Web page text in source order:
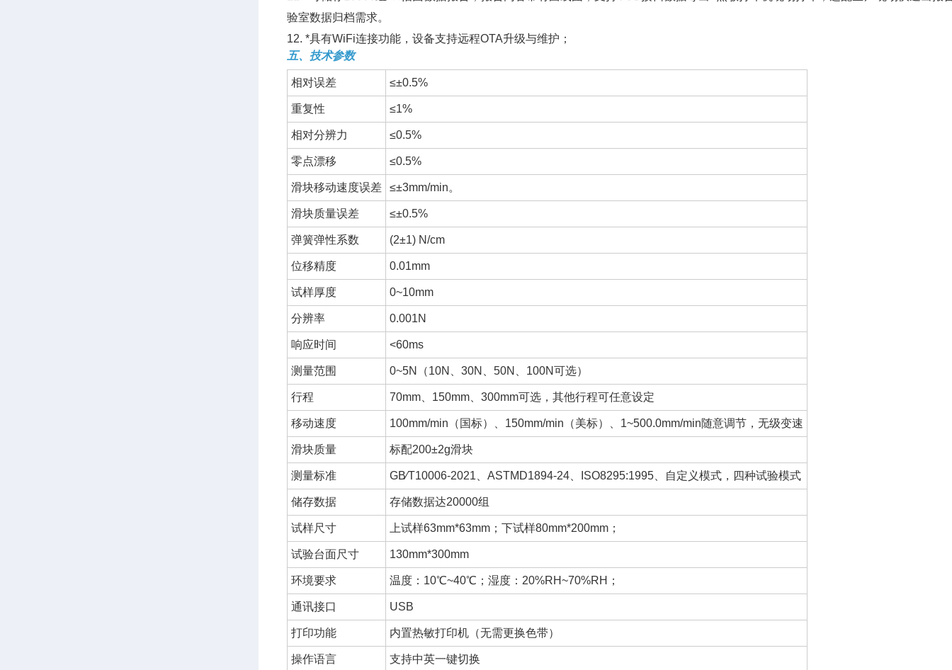
验室数据归档需求。
12. *具有WiFi连接功能，设备支持远程OTA升级与维护；
五、技术参数
相对误差 ≤±0.5%
重复性 ≤1%
相对分辨力 ≤0.5%
零点漂移 ≤0.5%
滑块移动速度误差 ≤±3mm/min。
滑块质量误差 ≤±0.5%
弹簧弹性系数 (2±1) N/cm
位移精度 0.01mm
试样厚度 0~10mm
分辨率 0.001N
响应时间 <60ms
测量范围 0~5N（10N、30N、50N、100N可选）
行程 70mm、150mm、300mm可选，其他行程可任意设定
移动速度 100mm/min（国标）、150mm/min（美标）、1~500.0mm/min随意调节，无级变速
滑块质量 标配200±2g滑块
测量标准 GB∕T10006-2021、ASTMD1894-24、ISO8295:1995、自定义模式，四种试验模式
储存数据 存储数据达20000组
试样尺寸 上试样63mm*63mm；下试样80mm*200mm；
试验台面尺寸 130mm*300mm
环境要求 温度：10℃~40℃；湿度：20%RH~70%RH；
通讯接口 USB
打印功能 内置热敏打印机（无需更换色带）
操作语言 支持中英一键切换